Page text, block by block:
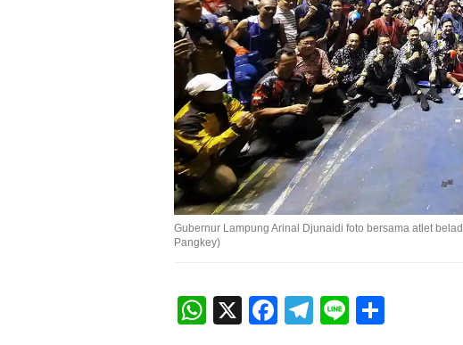
Gubernur Lampung Arinal Djunaidi foto bersama atlet
Pangkey)
WhatsApp
X Facebook
Telegram
Line